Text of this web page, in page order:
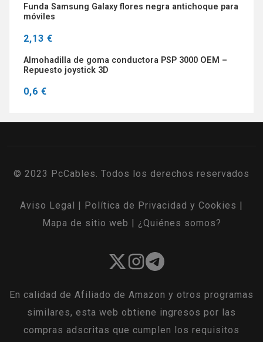
Funda Samsung Galaxy flores negra antichoque para
móviles
2,13 €
Almohadilla de goma conductora PSP 3000 OEM –
Repuesto joystick 3D
0,6 €
© 2023 PcCables. Todos los derechos reservados
Aviso Legal Política de Privacidad y Cookies
Mapa de sitio web
¿Quiénes somos?
En calidad de Afiliado de Amazon y otros programas
similares, esta web obtiene ingresos por las
compras adscritas que cumplen los requisitos